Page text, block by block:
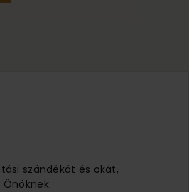
szándékát és okát,